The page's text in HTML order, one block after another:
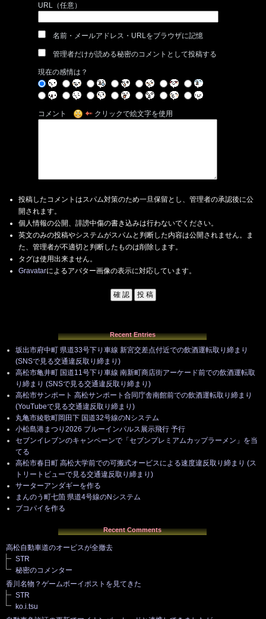
URL（任意）
名前・メールアドレス・URLをブラウザに記憶
管理者だけが読める秘密のコメントとして投稿する
現在の感情は？
コメント クリックで絵文字を使用
投稿したコメントはスパム対策のため一旦保留とし、管理者の承認後に公
開されます。
個人情報の公開、誹謗中傷の書き込みは行わないでください。
英文のみの投稿やシステムがスパムと判断した内容は公開されません。ま
た、管理者が不適切と判断したものは削除します。
タグは使用出来ません。
Gravatarによるアバター画像の表示に対応しています。
Recent Entries
坂出市府中町 県道33号下り車線 新宮交差点付近での飲酒運転取り締まり
(SNSで見る交通違反取り締まり)
高松市亀井町 国道11号下り車線 南新町商店街アーケード前での飲酒運転取
り締まり (SNSで見る交通違反取り締まり)
高松市サンポート 高松サンポート合同庁舎南館前での飲酒運転取り締まり
(YouTubeで見る交通違反取り締まり)
丸亀市綾歌町岡田下 国道32号線のNシステム
小松島港まつり2026 ブルーインパルス展示飛行 予行
セブンイレブンのキャンペーンで「セブンプレミアムカップラーメン」を当
てる
高松市春日町 高松大学前での可搬式オービスによる速度違反取り締まり (ス
トリートビューで見る交通違反取り締まり)
サーターアンダギーを作る
まんのう町七箇 県道4号線のNシステム
ブコパイを作る
Recent Comments
高松自動車道のオービスが全撤去
STR
秘密のコメンター
香川名物？ゲームボーイポストを見てきた
STR
ko.i.tsu